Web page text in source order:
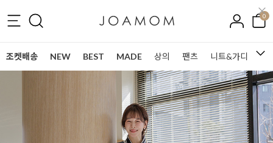
0
조켓배송 NEW BEST MADE 상의 팬츠 니트&가디건